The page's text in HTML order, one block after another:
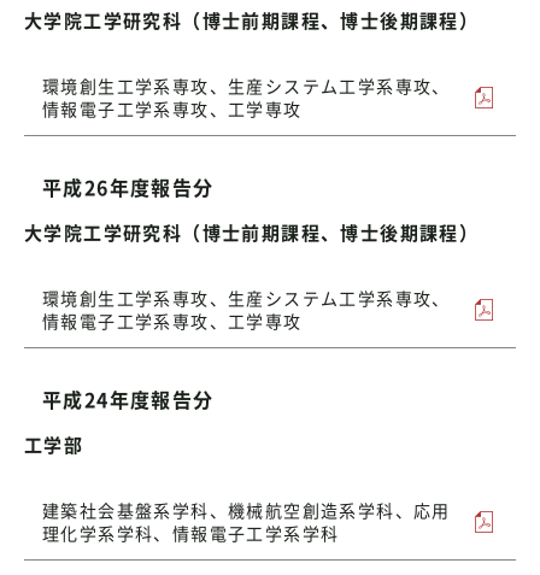
大学院工学研究科（博士前期課程、博士後期課程）
環境創生工学系専攻、生産システム工学系専攻、
情報電子工学系専攻、工学専攻
平成26年度報告分
大学院工学研究科（博士前期課程、博士後期課程）
環境創生工学系専攻、生産システム工学系専攻、
情報電子工学系専攻、工学専攻
平成24年度報告分
工学部
建築社会基盤系学科、機械航空創造系学科、応用
理化学系学科、情報電子工学系学科